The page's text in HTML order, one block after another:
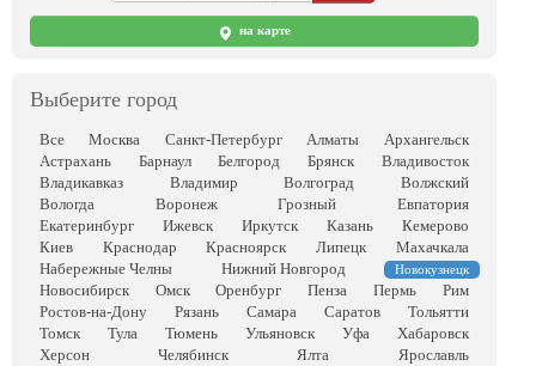
на карте
Выберите город
Все Москва Санкт-Петербург Алматы
Архангельск
Астрахань
Барнаул Белгород Брянск
Владивосток
Владикавказ
Владимир Волгоград
Волжский
Вологда
Воронеж Грозный
Евпатория
Екатеринбург
Ижевск Иркутск Казань
Кемерово
Киев
Краснодар Красноярск Липецк
Махачкала
Набережные Челны
Нижний Новгород Новокузнецк
Новосибирск Омск Оренбург Пенза Пермь
Рим
Ростов-на-Дону
Рязань Самара Саратов
Тольятти
Томск
Тула Тюмень Ульяновск Уфа
Хабаровск
Херсон
Челябинск Ялта
Ярославль